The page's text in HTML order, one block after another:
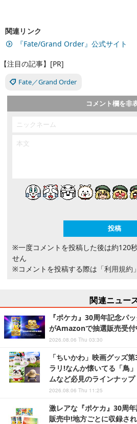
関連リンク
『Fate/Grand Order』公式サイト
【注目の記事】[PR]
Fate／Grand Order
コメント欄を非
※一度コメントを投稿した後は約120
せん
※コメントを投稿する際は 「利用規約」
関連ニュース
『ポケカ』30周年記念パ
がAmazonで抽選販売受
2026.08.06 Thu 03:30
「ちいかわ」映画グッズ
ラリ!なんか懐いてる「鳥
ムなど必見のラインナップ
2026.08.06 Thu 11:25
激レアな『ポケカ』30周
販売中!地方ごとに収録さ